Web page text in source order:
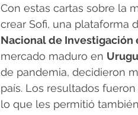
Con estas cartas sobre la
crear Sofi, una plataforma
Nacional de Investigación
mercado maduro en
de pandemia, decidieron
país. Los resultados
lo que les permitió